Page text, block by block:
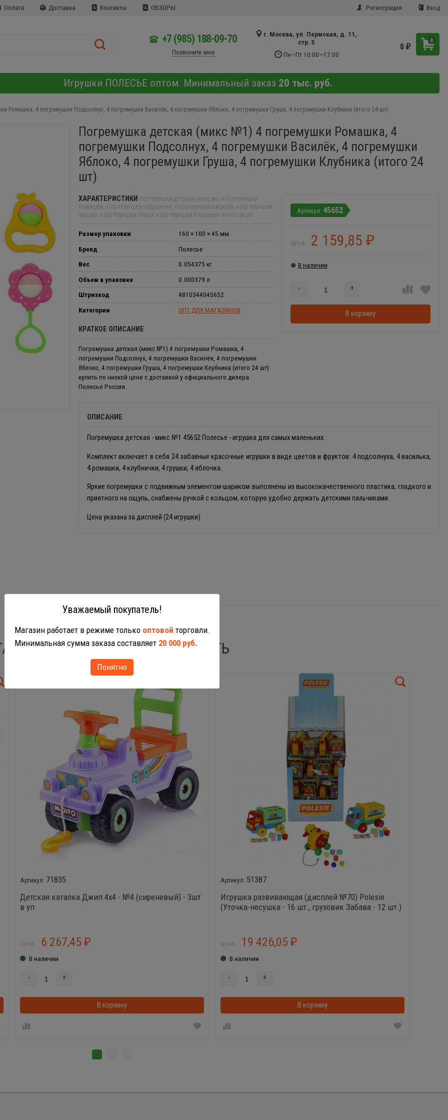
Оплата Доставка Контакты ОБЗОРЫ Регистрация Вход
+7 (985) 188-09-70
Позвоните мне
г. Москва, ул. Пермская, д. 11,
стр. 5
Пн—Пт 10:00—17:00
0
0₽
Игрушки ПОЛЕСЬЕ оптом. Минимальный заказ 20 тыс. руб.
Ромашка, 4 погремушки Подсолнух, 4 погремушки Василёк, 4 погремушки Яблоко, 4 погремушки Груша, 4 погремушки Клубника (итого 24 шт)
Погремушка детская (микс №1) 4 погремушки Ромашка, 4
погремушки Подсолнух, 4 погремушки Василёк, 4 погремушки
Яблоко, 4 погремушки Груша, 4 погремушки Клубника (итого 24
шт)
45652
ЦЕНА: 2 159,85₽
В наличии
- +
В корзину
ХАРАКТЕРИСТИКИ ПОГРЕМУШКА ДЕТСКАЯ (МИКС №1) 4 ПОГРЕМУШКИ
РОМАШКА, 4 ПОГРЕМУШКИ ПОДСОЛНУХ, 4 ПОГРЕМУШКИ ВАСИЛЁК, 4 ПОГРЕМУШКИ
ЯБЛОКО, 4 ПОГРЕМУШКИ ГРУША, 4 ПОГРЕМУШКИ КЛУБНИКА (ИТОГО 24 ШТ)
Размер упаковки
160 × 100 × 45 мм
Бренд
Полесье
Вес
0.054375 кг
Объем в упаковке
0.000379 л
Штрихкод
4810344045652
Категории
ОПТ ДЛЯ МАГАЗИНОВ
КРАТКОЕ ОПИСАНИЕ
Погремушка детская (микс №1) 4 погремушки Ромашка, 4
погремушки Подсолнух, 4 погремушки Василёк, 4 погремушки
Яблоко, 4 погремушки Груша, 4 погремушки Клубника (итого 24 шт)
купить по низкой цене с доставкой у официального дилера
Полесье Россия.
ОПИСАНИЕ
Погремушка детская - микс №1 45652 Полесье - игрушка для самых маленьких.
Комплект включает в себя 24 забавные красочные игрушки в виде цветов и фруктов: 4 подсолнуха, 4 василька,
4 ромашки, 4 клубнички, 4 грушки, 4 яблочка.
Яркие погремушки с подвижным элементом-шариком выполнены из высококачественного пластика, гладкого и
приятного на ощупь, снабжены ручкой с кольцом, которую удобно держать детскими пальчиками.
Цена указана за дисплей (24 игрушки)
ВАС МОГУТ ЗАИНТЕРЕСОВАТЬ
В корзинке
71835
Детская каталка Джип 4х4 - №4 (сиреневый) - 3шт
в уп
ЦЕНА: 6 267,45 ₽
В наличии
- +
В корзину В корзинке
51387
Игрушка развивающая (дисплей №70) Polesie
(Уточка-несушка - 16 шт., грузовик Забава - 12 шт.)
ЦЕНА: 19 426,05 ₽
В наличии
- +
В корзину
Уважаемый покупатель!
Магазин работает в режиме только оптовой торговли.
Минимальная сумма заказа составляет 20 000 руб.
Понятно